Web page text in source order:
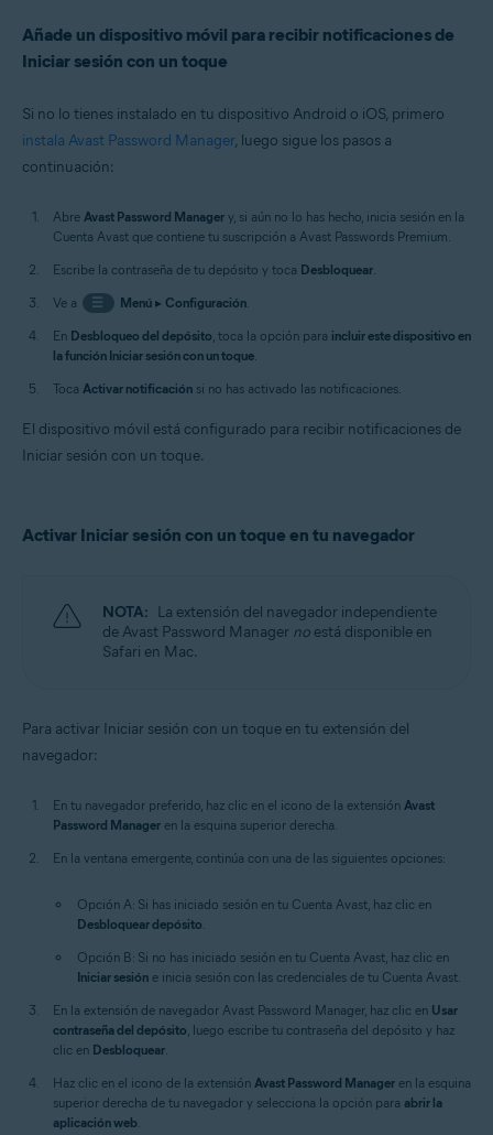
Añade un dispositivo móvil para recibir notificaciones de
Iniciar sesión con un toque
Si no lo tienes instalado en tu dispositivo Android o iOS, primero
instala Avast Password Manager, luego sigue los pasos a
continuación:
Abre Avast Password Manager y, si aún no lo has hecho, inicia sesión en la
Cuenta Avast que contiene tu suscripción a Avast Passwords Premium.
Escribe la contraseña de tu depósito y toca Desbloquear.
Ve a
☰ Menú▸ Configuración.
En Desbloqueo del depósito, toca la opción para incluir este dispositivo en
la función Iniciar sesión con un toque.
Toca Activar notificación si no has activado las notificaciones.
El dispositivo móvil está configurado para recibir notificaciones de
Iniciar sesión con un toque.
Activar Iniciar sesión con un toque en tu navegador
NOTA: La extensión del navegador independiente
de Avast Password Manager no está disponible en
Safari en Mac.
Para activar Iniciar sesión con un toque en tu extensión del
navegador:
En tu navegador preferido, haz clic en el icono de la extensión Avast
Password Manager en la esquina superior derecha.
En la ventana emergente, continúa con una de las siguientes opciones:
Opción A: Si has iniciado sesión en tu Cuenta Avast, haz clic en
Desbloquear depósito.
Opción B: Si no has iniciado sesión en tu Cuenta Avast, haz clic en
Iniciar sesión e inicia sesión con las credenciales de tu Cuenta Avast.
En la extensión de navegador Avast Password Manager, haz clic en Usar
contraseña del depósito, luego escribe tu contraseña del depósito y haz
clic en Desbloquear.
Haz clic en el icono de la extensión Avast Password Manager en la esquina
superior derecha de tu navegador y selecciona la opción para abrir la
aplicación web.